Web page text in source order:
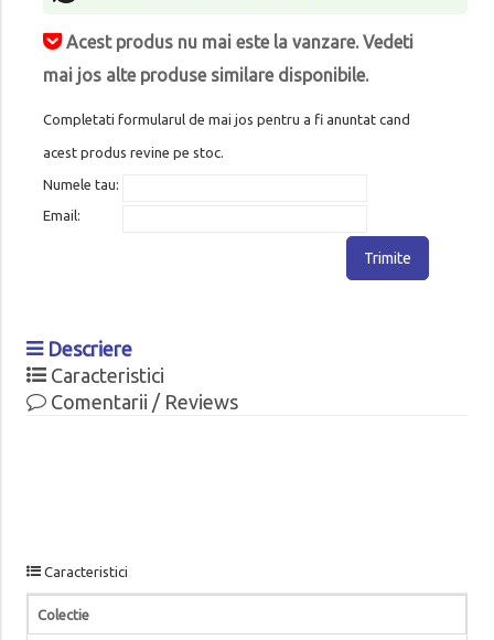
Acest produs nu mai este la vanzare. Vedeti
mai jos alte produse similare disponibile.
Completati formularul de mai jos pentru a fi anuntat cand
acest produs revine pe stoc.
Numele tau:
Email:
Trimite
Descriere
Caracteristici
Comentarii / Reviews
Caracteristici
Colectie